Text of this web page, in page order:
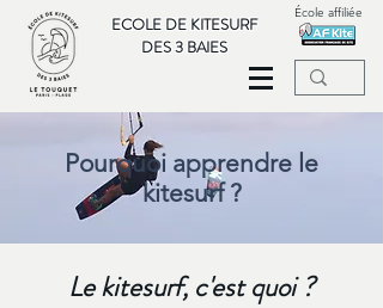
ECOLE DE KITESURF
DES 3 BAIES
École affiliée
Pourquoi apprendre le
kitesurf ?
Le kitesurf, c'est quoi ?